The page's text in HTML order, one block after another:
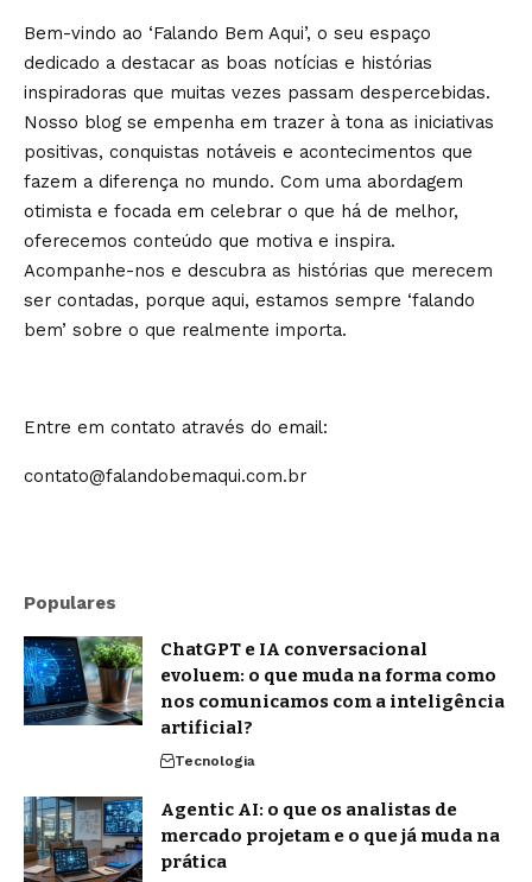
Bem-vindo ao ‘Falando Bem Aqui’, o seu espaço
dedicado a destacar as boas notícias e histórias
inspiradoras que muitas vezes passam despercebidas.
Nosso blog se empenha em trazer à tona as iniciativas
positivas, conquistas notáveis e acontecimentos que
fazem a diferença no mundo. Com uma abordagem
otimista e focada em celebrar o que há de melhor,
oferecemos conteúdo que motiva e inspira.
Acompanhe-nos e descubra as histórias que merecem
ser contadas, porque aqui, estamos sempre ‘falando
bem’ sobre o que realmente importa.
Entre em contato através do email:
contato@falandobemaqui.com.br
Populares
ChatGPT e IA conversacional
evoluem: o que muda na forma como
nos comunicamos com a inteligência
artificial?
Tecnologia
Agentic AI: o que os analistas de
mercado projetam e o que já muda na
prática